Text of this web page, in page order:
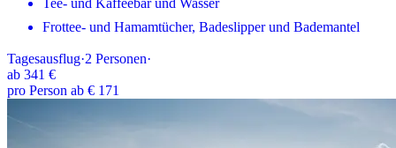
Frottee- und Hamamtücher, Badeslipper und Bademantel
Tagesausflug·2 Personen·
ab 341 €
pro Person ab € 171